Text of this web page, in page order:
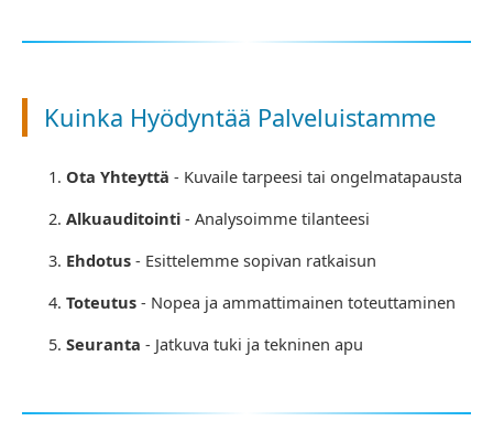
Kuinka Hyödyntää Palveluistamme
Ota Yhteyttä - Kuvaile tarpeesi tai ongelmatapausta
Alkuauditointi - Analysoimme tilanteesi
Ehdotus - Esittelemme sopivan ratkaisun
Toteutus - Nopea ja ammattimainen toteuttaminen
Seuranta - Jatkuva tuki ja tekninen apu